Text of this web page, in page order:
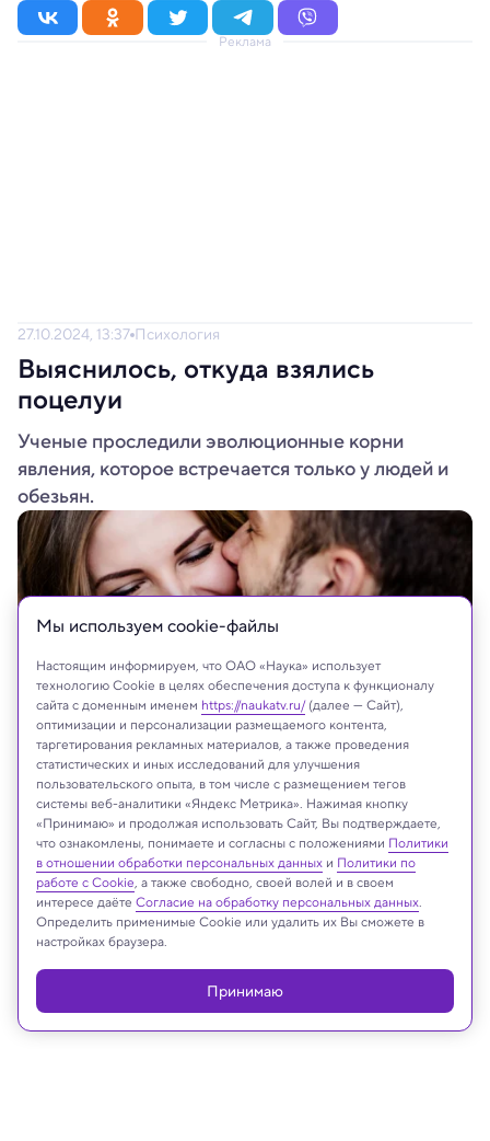
Реклама
27.10.2024, 13:37 Психология
Выяснилось, откуда взялись
поцелуи
Ученые проследили эволюционные корни
явления, которое встречается только у людей и
обезьян.
Shutterstock
Реклама
Мы используем сookie-файлы
Принимаю
Настоящим информируем, что ОАО «Наука» использует
технологию Cookie в целях обеспечения доступа к функционалу
сайта с доменным именем https://naukatv.ru/(далее — Сайт),
оптимизации и персонализации размещаемого контента,
таргетирования рекламных материалов, а также проведения
статистических и иных исследований для улучшения
пользовательского опыта, в том числе с размещением тегов
системы веб-аналитики «Яндекс Метрика». Нажимая кнопку
«Принимаю» и продолжая использовать Сайт, Вы подтверждаете,
что ознакомлены, понимаете и согласны с положениями Политики
в отношении обработки персональных данных и Политики по
работе с Cookie, а также свободно, своей волей и в своем
интересе даёте Согласие на обработку персональных данных.
Определить применимые Cookie или удалить их Вы сможете в
настройках браузера.